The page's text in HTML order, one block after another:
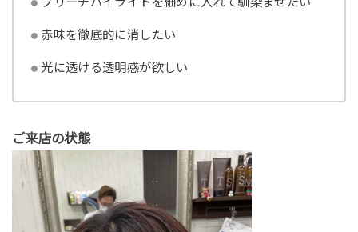
赤味を徹底的に消したい
光に透ける透明感が欲しい
ご来店の状態